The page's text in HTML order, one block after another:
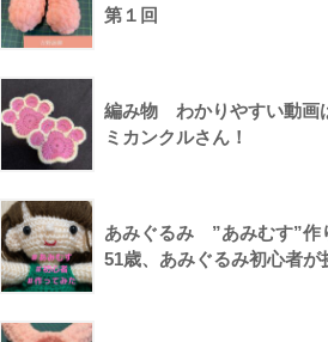
第１回
編み物 わかりやすい動画
ミカンクルさん！
あみぐるみ ”あみむす”
51歳、あみぐるみ初心者が